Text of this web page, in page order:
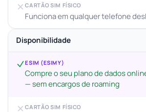
CARTÃO SIM FÍSICO
Funciona em qualquer telefone
Disponibilidade
ESIM (ESIMY)
Compre o seu plano de dados
— sem encargos de roaming
CARTÃO SIM FÍSICO